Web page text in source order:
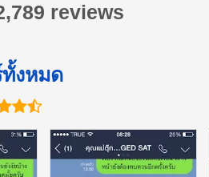
reviews
ทั้งหมด